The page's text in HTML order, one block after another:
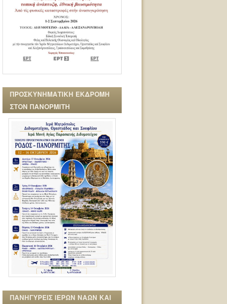
ΠΡΟΣΚΥΝΗΜΑΤΙΚΗ ΕΚΔΡΟΜΗ
ΣΤΟΝ ΠΑΝΟΡΜΙΤΗ
ΠΑΝΗΓΥΡΕΙΣ ΙΕΡΩΝ ΝΑΩΝ ΚΑΙ